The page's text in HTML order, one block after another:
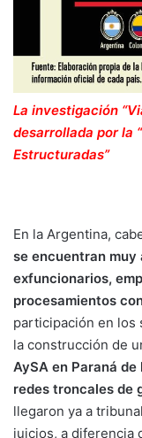
La investigación
desarrollada por la
Estructuradas”
En la Argentina,
se encuentran muy
exfuncionarios,
procesamientos
participación en los
la construcción de
AySA en Paraná
redes troncales de
llegaron ya a
juicios, a diferencia